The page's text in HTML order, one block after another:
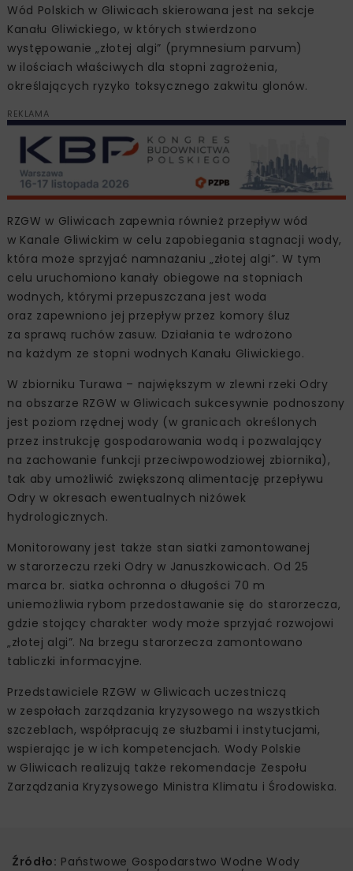
Wód Polskich w Gliwicach skierowana jest na sekcje
Kanału Gliwickiego, w których stwierdzono
występowanie „złotej algi” (prymnesium parvum)
w ilościach właściwych dla stopni zagrożenia,
określających ryzyko toksycznego zakwitu glonów.
REKLAMA
RZGW w Gliwicach zapewnia również przepływ wód
w Kanale Gliwickim w celu zapobiegania stagnacji wody,
która może sprzyjać namnażaniu „złotej algi”. W tym
celu uruchomiono kanały obiegowe na stopniach
wodnych, którymi przepuszczana jest woda
oraz zapewniono jej przepływ przez komory śluz
za sprawą ruchów zasuw. Działania te wdrożono
na każdym ze stopni wodnych Kanału Gliwickiego.
W zbiorniku Turawa – największym w zlewni rzeki Odry
na obszarze RZGW w Gliwicach sukcesywnie podnoszony
jest poziom rzędnej wody (w granicach określonych
przez instrukcję gospodarowania wodą i pozwalający
na zachowanie funkcji przeciwpowodziowej zbiornika),
tak aby umożliwić zwiększoną alimentację przepływu
Odry w okresach ewentualnych niżówek
hydrologicznych.
Monitorowany jest także stan siatki zamontowanej
w starorzeczu rzeki Odry w Januszkowicach. Od 25
marca br. siatka ochronna o długości 70 m
uniemożliwia rybom przedostawanie się do starorzecza,
gdzie stojący charakter wody może sprzyjać rozwojowi
„złotej algi”. Na brzegu starorzecza zamontowano
tabliczki informacyjne.
Przedstawiciele RZGW w Gliwicach uczestniczą
w zespołach zarządzania kryzysowego na wszystkich
szczeblach, współpracują ze służbami i instytucjami,
wspierając je w ich kompetencjach. Wody Polskie
w Gliwicach realizują także rekomendacje Zespołu
Zarządzania Kryzysowego Ministra Klimatu i Środowiska.
Źródło: Państwowe Gospodarstwo Wodne Wody